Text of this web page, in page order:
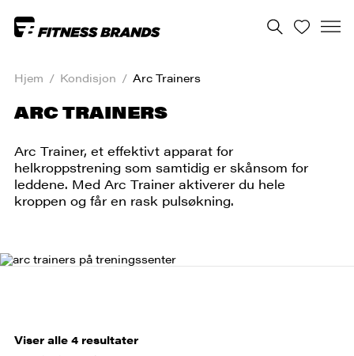
Hjem / Kondisjon / Arc Trainers
ARC TRAINERS
Arc Trainer, et effektivt apparat for
helkroppstrening som samtidig er skånsom for
leddene. Med Arc Trainer aktiverer du hele
kroppen og får en rask pulsøkning.
Viser alle 4 resultater